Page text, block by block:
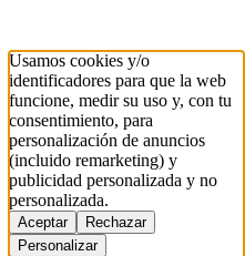
Usamos cookies y/o
identificadores para que la web
funcione, medir su uso y, con tu
consentimiento, para
personalización de anuncios
(incluido remarketing) y
publicidad personalizada y no
personalizada.
Aceptar
Rechazar
Personalizar